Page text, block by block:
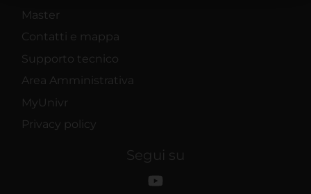
raccolto dal tuo utilizzo dei loro servizi.
Master
Contatti e mappa
Supporto tecnico
Area Amministrativa
MyUnivr
Privacy policy
Segui su